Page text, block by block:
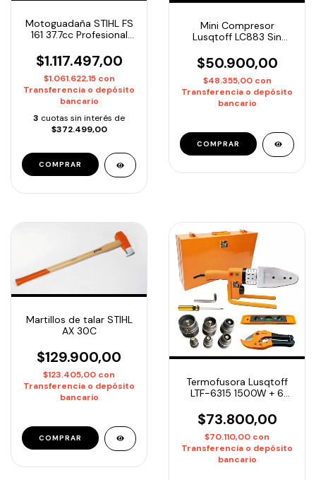
Motoguadaña STIHL FS
161 37.7cc Profesional
Máxima Durabilidad
$1.117.497,00
$1.061.622,15 con
Transferencia o depósito
bancario
3 cuotas sin interés de
$372.499,00
Mini Compresor
Lusqtoff LC883 Sin
$50.900,00
$48.355,00 con
Transferencia o depósito
bancario
Martillos de talar STIHL
AX 30C
$129.900,00
$123.405,00 con
Transferencia o depósito
bancario
Termofusora Lusqtoff
LTF-6315 1500W + 6
$73.800,00
$70.110,00 con
Transferencia o depósito
bancario